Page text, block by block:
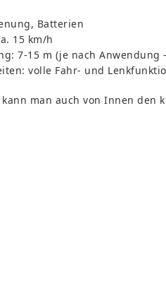
Batterien
15 km/h
7-15 m (je nach Anwendung
volle Fahr- und
man auch von Innen den